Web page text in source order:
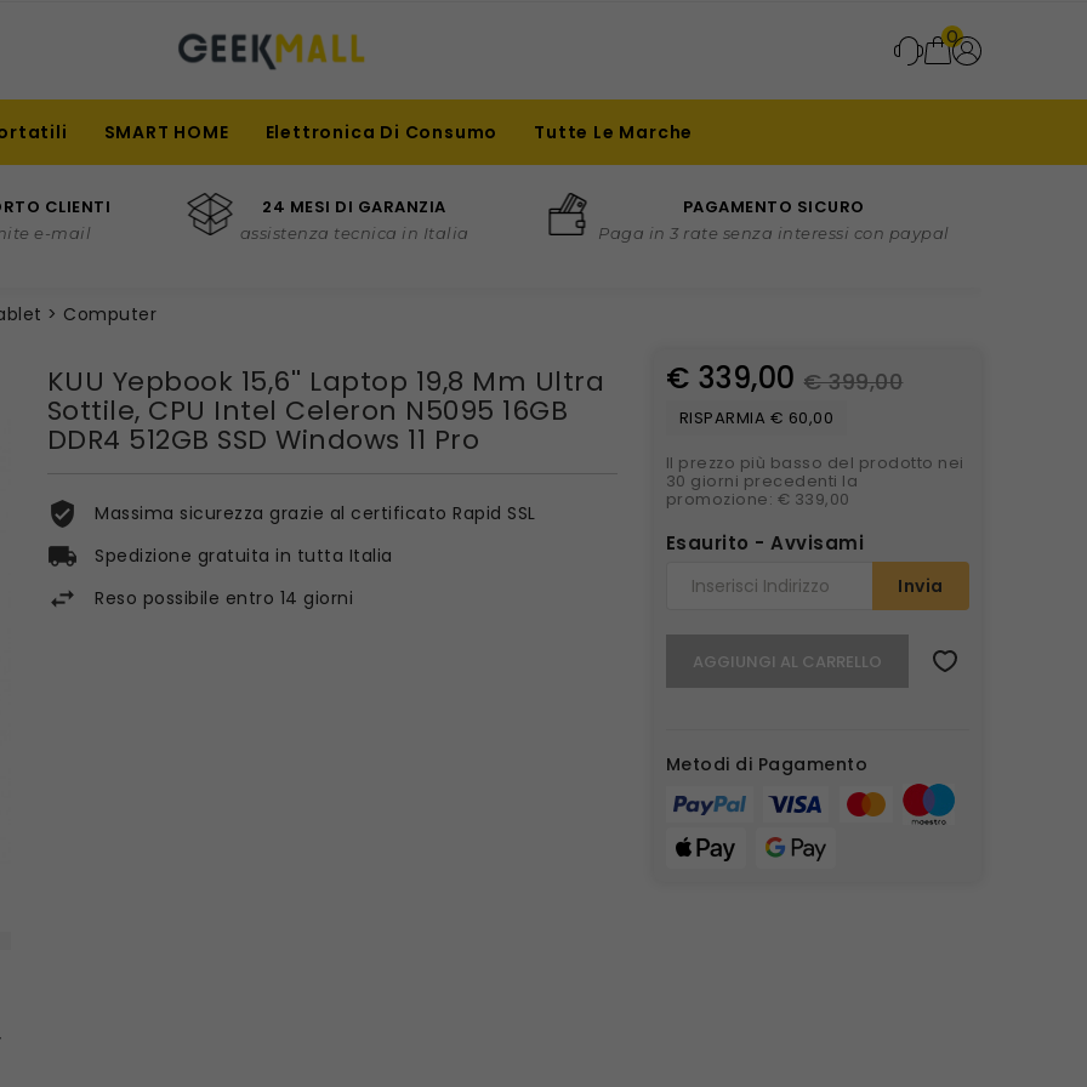
0
SMART HOME Elettronica Di Consumo Tutte Le Marche
CLIENTI
e-mail
24 MESI DI GARANZIA
assistenza tecnica in Italia
PAGAMENTO SICURO
Paga in 3 rate senza interessi con paypal
Computer
KUU Yepbook 15,6'' Laptop 19,8 Mm Ultra
Sottile, CPU Intel Celeron N5095 16GB
DDR4 512GB SSD Windows 11 Pro
Massima sicurezza grazie al certificato Rapid SSL
Spedizione gratuita in tutta Italia
Reso possibile entro 14 giorni
€ 339,00 € 399,00
RISPARMIA € 60,00
Il prezzo più basso del prodotto nei
30 giorni precedenti la
promozione: € 339,00
Esaurito - Avvisami
Invia
AGGIUNGI AL CARRELLO
Metodi di Pagamento